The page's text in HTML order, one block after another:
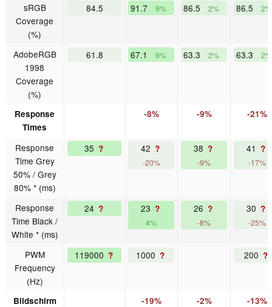
sRGB
Coverage
(%)
84.5 91.7 9% 86.5 2% 86.5 2%
AdobeRGB
1998
Coverage
(%)
61.8 67.1 9% 63.3 2% 63.3 2%
Response
Times
-8% -9% -21%
Response
Time Grey
50% / Grey
80% * (ms)
35 ? 42 ?
-20%
38 ?
-9%
41 ?
-17%
Response
Time Black /
White * (ms)
24 ? 23 ?
4%
26 ?
-8%
30 ?
-25%
PWM
Frequency
(Hz)
119000 ? 1000 ? 200 ?
Bildschirm -19% -2% -13%